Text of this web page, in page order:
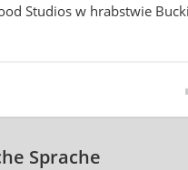
Studios w hrabstwie
Sprache